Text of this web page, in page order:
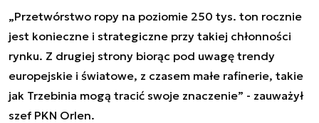
„Przetwórstwo ropy na poziomie 250 tys. ton rocznie
jest konieczne i strategiczne przy takiej chłonności
rynku. Z drugiej strony biorąc pod uwagę trendy
europejskie i światowe, z czasem małe rafinerie, takie
jak Trzebinia mogą tracić swoje znaczenie” - zauważył
szef PKN Orlen.